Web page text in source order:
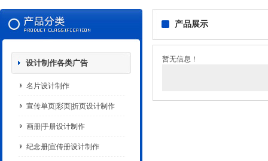
设计制作各类广告
名片设计制作
宣传单页|彩页|折页设计制作
画册|手册设计制作
纪念册|宣传册设计制作
产品展示
暂无信息！